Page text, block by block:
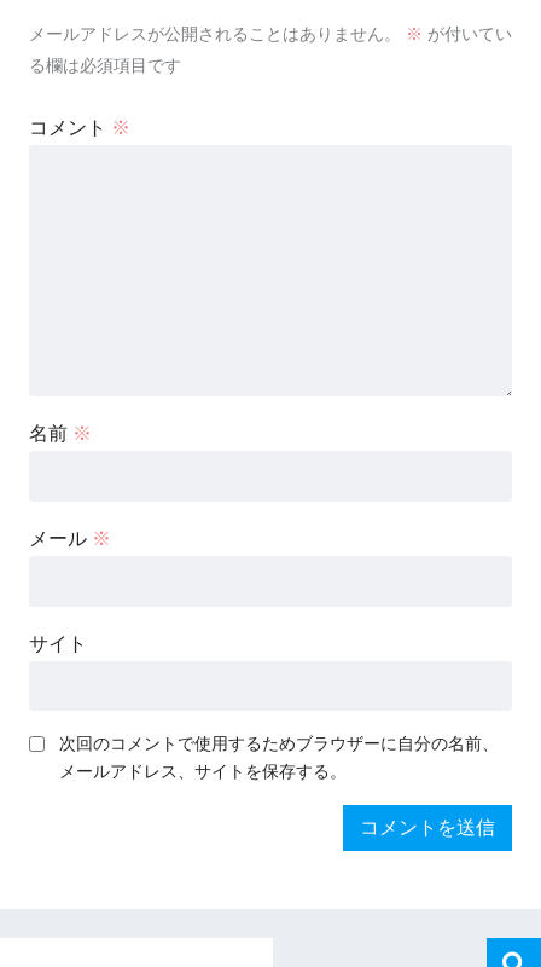
メールアドレスが公開されることはありません。 ※ が付いてい
る欄は必須項目です
コメント ※
名前 ※
メール ※
サイト
次回のコメントで使用するためブラウザーに自分の名前、
メールアドレス、サイトを保存する。